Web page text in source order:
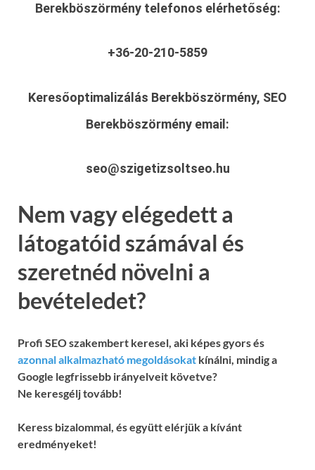
Berekböszörmény telefonos elérhetőség:
+36-20-210-5859
Keresőoptimalizálás Berekböszörmény, SEO
Berekböszörmény email:
seo@szigetizsoltseo.hu
Nem vagy elégedett a
látogatóid számával és
szeretnéd növelni a
bevételedet?
Profi SEO szakembert keresel, aki képes gyors és
azonnal alkalmazható megoldásokat kínálni, mindig a
Google legfrissebb irányelveit követve?
Ne keresgélj tovább!
Keress bizalommal, és együtt elérjük a kívánt
eredményeket!